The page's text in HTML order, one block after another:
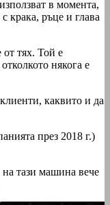
в момента,
крака, ръце и глава
тях. Той е
някога е
каквито и да
през 2018 г.)
тази машина вече